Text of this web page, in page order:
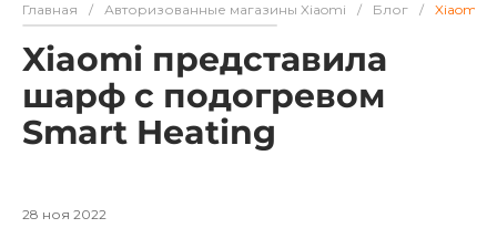
Разбейте
оплатуна части
без переплат
График платежей
Главная / Авторизованные магазины Xiaomi / Блог / Xiaomi
Xiaomi представила
шарф с подогревом
Smart Heating
28 ноя 2022